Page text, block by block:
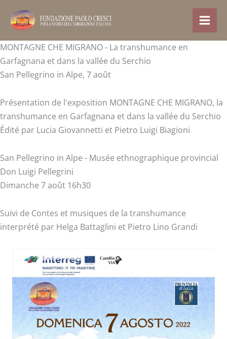
contenu
MONTAGNE CHE MIGRANO - La transhumance en
Garfagnana et dans la vallée du Serchio
San Pellegrino in Alpe, 7 août
Présentation de l'exposition MONTAGNE CHE MIGRANO, la
transhumance en Garfagnana et dans la vallée du Serchio
Édité par Lucia Giovannetti et Pietro Luigi Biagioni
San Pellegrino in Alpe - Musée ethnographique provincial
Don Luigi Pellegrini
Dimanche 7 août 16h30
Suivi de Contes et musiques de la transhumance
interprété par Helga Battaglini et Pietro Lino Grandi